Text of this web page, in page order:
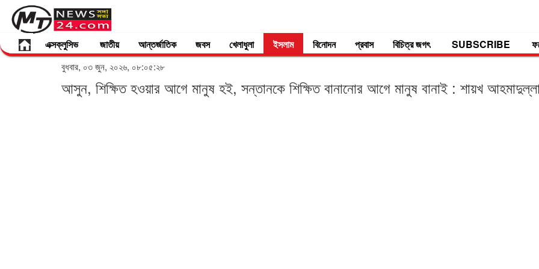
এক্সক্লুসিভ জাতীয় আন্তর্জাতিক জবস খেলাধুলা ইসলাম বিনোদন প্রবাস বিচিত্র জগৎ SUBSCRIBE
বুধবার, ০৩ জুন, ২০২৬, ০৮:০৫:২৮
আসুন, শিক্ষিত হওয়ার আগে মানুষ হই, সন্তানকে শিক্ষিত বানানোর আগে মানুষ বানাই : শায়খ